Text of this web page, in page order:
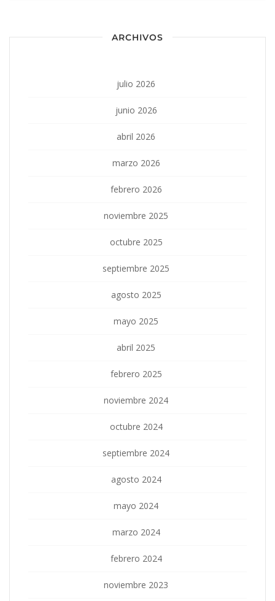
ARCHIVOS
julio 2026
junio 2026
abril 2026
marzo 2026
febrero 2026
noviembre 2025
octubre 2025
septiembre 2025
agosto 2025
mayo 2025
abril 2025
febrero 2025
noviembre 2024
octubre 2024
septiembre 2024
agosto 2024
mayo 2024
marzo 2024
febrero 2024
noviembre 2023